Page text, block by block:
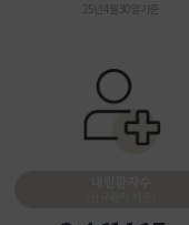
25년 4월 30일 기준